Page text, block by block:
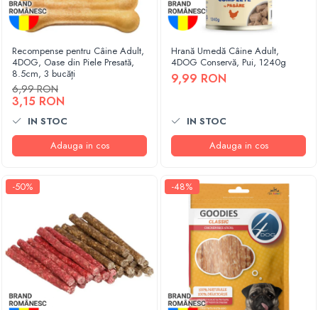
Recompense pentru Câine Adult,
4DOG, Oase din Piele Presată,
8.5cm, 3 bucăți
6,99 RON
3,15 RON
IN STOC
Adauga in cos
Hrană Umedă Câine Adult,
4DOG Conservă, Pui, 1240g
9,99 RON
IN STOC
Adauga in cos
-50% -48%